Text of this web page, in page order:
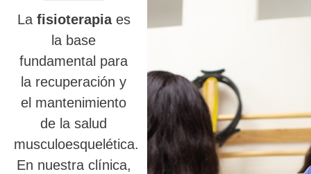
La fisioterapiaes
la base
fundamental para
la recuperación y
el mantenimiento
de la salud
musculoesquelética.
En nuestra clínica,